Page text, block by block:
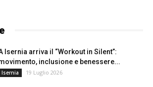
Isernia arriva il “Workout in Silent”:
inclusione e benessere...
Isernia 19 Luglio 2026